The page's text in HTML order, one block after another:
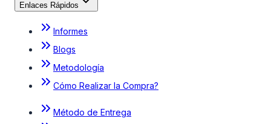
Enlaces Rápidos
Informes
Blogs
Metodología
Cómo Realizar la Compra?
Método de Entrega